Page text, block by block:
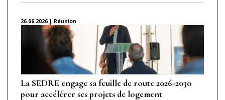
26.06.2026 | Réunion
La SEDRE engage sa feuille de route 2026-2030
pour accélérer ses projets de logement